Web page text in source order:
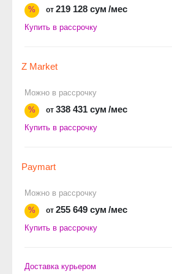
% от 219 128 сум /мес
Купить в рассрочку
Z Market
Можно в рассрочку
%
от 338 431 сум /мес
Купить в рассрочку
Paymart
Можно в рассрочку
%
от 255 649 сум /мес
Купить в рассрочку
Доставка курьером